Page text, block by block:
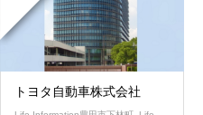
トヨタ自動車株式会社